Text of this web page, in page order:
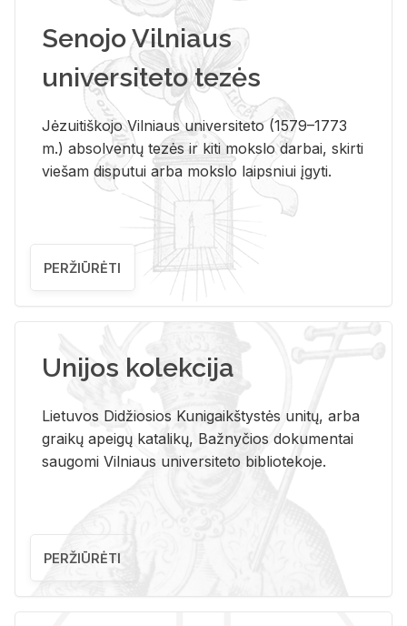
Senojo Vilniaus
universiteto tezės
Jėzuitiškojo Vilniaus universiteto (1579–1773
m.) absolventų tezės ir kiti mokslo darbai, skirti
viešam disputui arba mokslo laipsniui įgyti.
PERŽIŪRĖTI
Unijos kolekcija
Lietuvos Didžiosios Kunigaikštystės unitų, arba
graikų apeigų katalikų, Bažnyčios dokumentai
saugomi Vilniaus universiteto bibliotekoje.
PERŽIŪRĖTI